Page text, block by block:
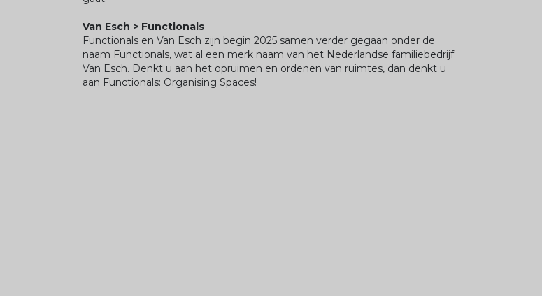
Van Esch > Functionals
Functionals en Van Esch zijn begin 2025 samen verder gegaan onder de
naam Functionals, wat al een merk naam van het Nederlandse familiebedrijf
Van Esch. Denkt u aan het opruimen en ordenen van ruimtes, dan denkt u
aan Functionals: Organising Spaces!